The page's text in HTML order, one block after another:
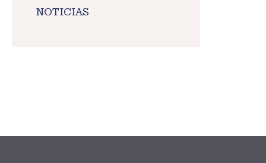
NOTICIAS